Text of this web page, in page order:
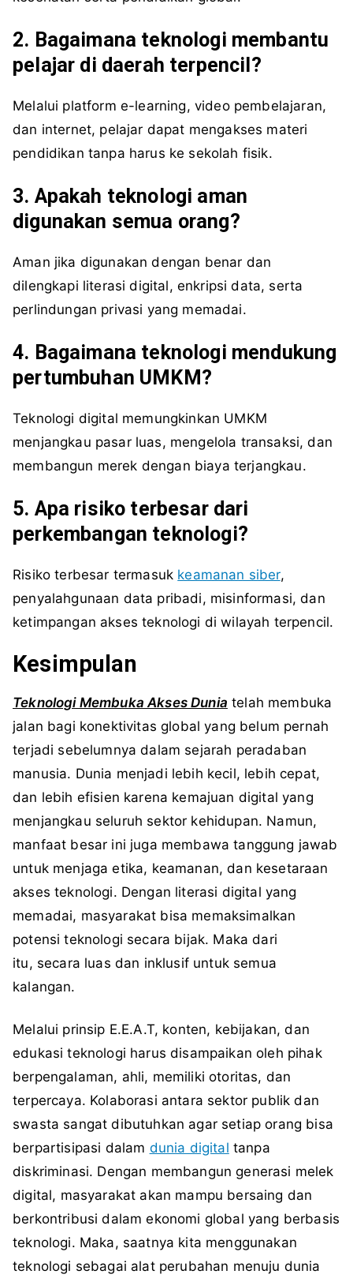
2. Bagaimana teknologi membantu
pelajar di daerah terpencil?
Melalui platform e-learning, video pembelajaran,
dan internet, pelajar dapat mengakses materi
pendidikan tanpa harus ke sekolah fisik.
3. Apakah teknologi aman
digunakan semua orang?
Aman jika digunakan dengan benar dan
dilengkapi literasi digital, enkripsi data, serta
perlindungan privasi yang memadai.
4. Bagaimana teknologi mendukung
pertumbuhan UMKM?
Teknologi digital memungkinkan UMKM
menjangkau pasar luas, mengelola transaksi, dan
membangun merek dengan biaya terjangkau.
5. Apa risiko terbesar dari
perkembangan teknologi?
Risiko terbesar termasuk keamanan siber,
penyalahgunaan data pribadi, misinformasi, dan
ketimpangan akses teknologi di wilayah terpencil.
Kesimpulan
Teknologi Membuka Akses Dunia telah membuka
jalan bagi konektivitas global yang belum pernah
terjadi sebelumnya dalam sejarah peradaban
manusia. Dunia menjadi lebih kecil, lebih cepat,
dan lebih efisien karena kemajuan digital yang
menjangkau seluruh sektor kehidupan. Namun,
manfaat besar ini juga membawa tanggung jawab
untuk menjaga etika, keamanan, dan kesetaraan
akses teknologi. Dengan literasi digital yang
memadai, masyarakat bisa memaksimalkan
potensi teknologi secara bijak. Maka dari
itu, secara luas dan inklusif untuk semua
kalangan.
Melalui prinsip E.E.A.T, konten, kebijakan, dan
edukasi teknologi harus disampaikan oleh pihak
berpengalaman, ahli, memiliki otoritas, dan
terpercaya. Kolaborasi antara sektor publik dan
swasta sangat dibutuhkan agar setiap orang bisa
berpartisipasi dalam dunia digital tanpa
diskriminasi. Dengan membangun generasi melek
digital, masyarakat akan mampu bersaing dan
berkontribusi dalam ekonomi global yang berbasis
teknologi. Maka, saatnya kita menggunakan
teknologi sebagai alat perubahan menuju dunia